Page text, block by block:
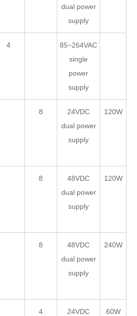
dual power
supply
4
85~264VAC
single
power
supply
8
24VDC
dual power
supply
120W
8
48VDC
dual power
supply
120W
8
48VDC
dual power
supply
240W
4
24VDC
60W